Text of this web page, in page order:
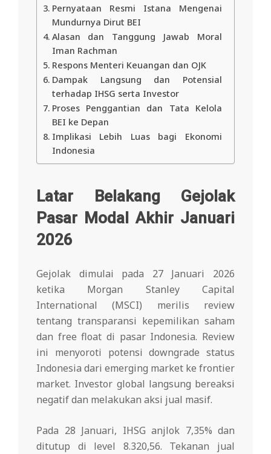
Pernyataan Resmi Istana Mengenai
Mundurnya Dirut BEI
Alasan dan Tanggung Jawab Moral
Iman Rachman
Respons Menteri Keuangan dan OJK
Dampak Langsung dan Potensial
terhadap IHSG serta Investor
Proses Penggantian dan Tata Kelola
BEI ke Depan
Implikasi Lebih Luas bagi Ekonomi
Indonesia
Latar Belakang Gejolak
Pasar Modal Akhir Januari
2026
Gejolak dimulai pada 27 Januari 2026
ketika Morgan Stanley Capital
International (MSCI) merilis review
tentang transparansi kepemilikan saham
dan free float di pasar Indonesia. Review
ini menyoroti potensi downgrade status
Indonesia dari emerging market ke frontier
market. Investor global langsung bereaksi
negatif dan melakukan aksi jual masif.
Pada 28 Januari, IHSG anjlok 7,35% dan
ditutup di level 8.320,56. Tekanan jual